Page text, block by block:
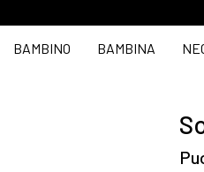
BAMBINO BAMBINA